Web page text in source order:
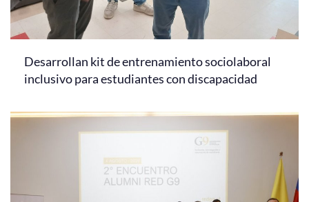
Desarrollan kit de entrenamiento sociolaboral
inclusivo para estudiantes con discapacidad